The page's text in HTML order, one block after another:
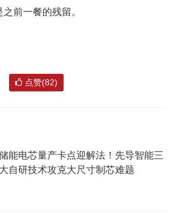
前一餐的残留。
点赞(82)
能电芯量产卡点迎解法！先导智能三
大自研技术攻克大尺寸制芯难题